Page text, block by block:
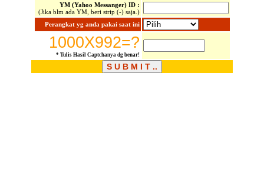
YM (Yahoo Messanger) ID :
(Jika blm ada YM, beri strip (-) saja.)
Perangkat yg anda pakai saat ini
1000X992=?
* Tulis Hasil Captchanya dg benar!